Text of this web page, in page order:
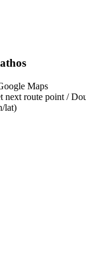
Maps
route point /
lat)